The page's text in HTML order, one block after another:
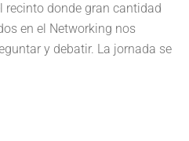
recinto donde gran cantidad
en el Networking nos
y debatir. La jornada se